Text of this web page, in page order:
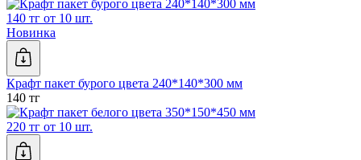
140 тг от 10 шт.
Новинка
Крафт пакет бурого цвета 240*140*300 мм
140 тг
220 тг от 10 шт.